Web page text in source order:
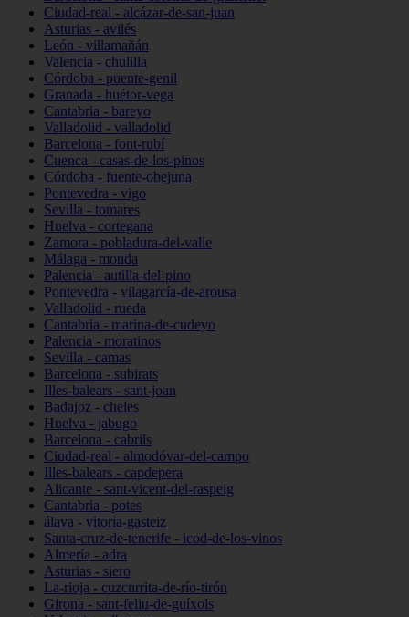
Ciudad-real - alcázar-de-san-juan
Asturias - avilés
León - villamañán
Valencia - chulilla
Córdoba - puente-genil
Granada - huétor-vega
Cantabria - bareyo
Valladolid - valladolid
Barcelona - font-rubí
Cuenca - casas-de-los-pinos
Córdoba - fuente-obejuna
Pontevedra - vigo
Sevilla - tomares
Huelva - cortegana
Zamora - pobladura-del-valle
Málaga - monda
Palencia - autilla-del-pino
Pontevedra - vilagarcía-de-arousa
Valladolid - rueda
Cantabria - marina-de-cudeyo
Palencia - moratinos
Sevilla - camas
Barcelona - subirats
Illes-balears - sant-joan
Badajoz - cheles
Huelva - jabugo
Barcelona - cabrils
Ciudad-real - almodóvar-del-campo
Illes-balears - capdepera
Alicante - sant-vicent-del-raspeig
Cantabria - potes
álava - vitoria-gasteiz
Santa-cruz-de-tenerife - icod-de-los-vinos
Almería - adra
Asturias - siero
La-rioja - cuzcurrita-de-río-tirón
Girona - sant-feliu-de-guíxols